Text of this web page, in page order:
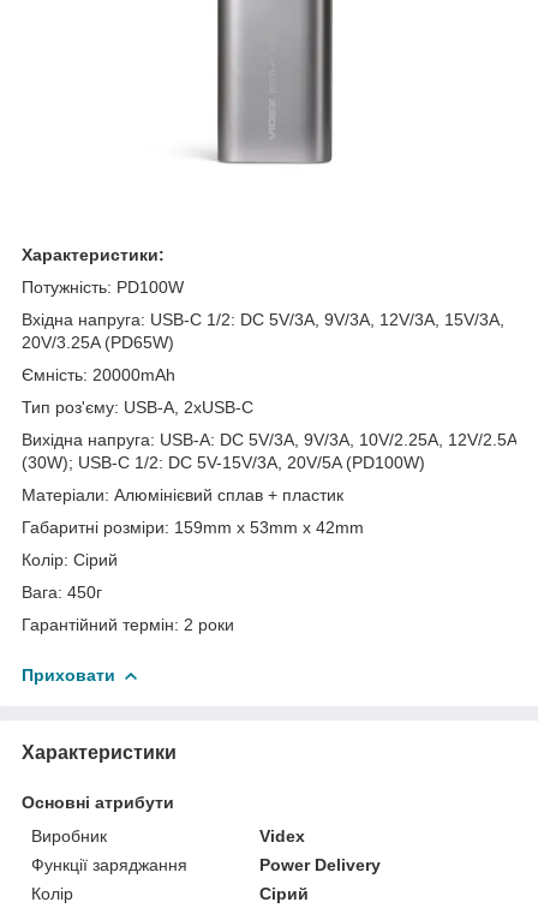
Характеристики:
Потужність: PD100W
Вхідна напруга: USB-C 1/2: DC 5V/3A, 9V/3A, 12V/3A, 15V/3A,
20V/3.25A (PD65W)
Ємність: 20000mAh
Тип роз'єму: USB-A, 2xUSB-C
Вихідна напруга: USB-A: DC 5V/3A, 9V/3A, 10V/2.25A, 12V/2.5A
(30W); USB-C 1/2: DC 5V-15V/3A, 20V/5A (PD100W)
Матеріали: Алюмінієвий сплав + пластик
Габаритні розміри: 159mm x 53mm x 42mm
Колір: Сірий
Вага: 450г
Гарантійний термін: 2 роки
Приховати
Характеристики
Основні атрибути
Виробник
Videx
Функції заряджання
Power Delivery
Колір
Сірий